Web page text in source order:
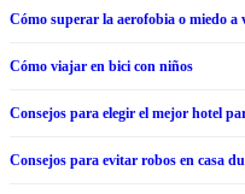
Cómo superar la aerofobia o miedo a
Cómo viajar en bici con niños
Consejos para elegir el mejor hotel
Consejos para evitar robos en casa